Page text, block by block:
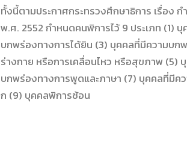
ทั้งนี้ตามประกาศกระทรวงศึกษาธิการ เรื่อง
พ.ศ. 2552 กำหนดคนพิการไว้ 9 ประเภท (1)
บกพร่องทางการได้ยิน (3) บุคคลที่มีความ
ร่างกาย หรือการเคลื่อนไหว หรือสุขภาพ
บกพร่องทางการพูดและภาษา (7) บุคคลที่มี
ก (9) บุคคลพิการซ้อน